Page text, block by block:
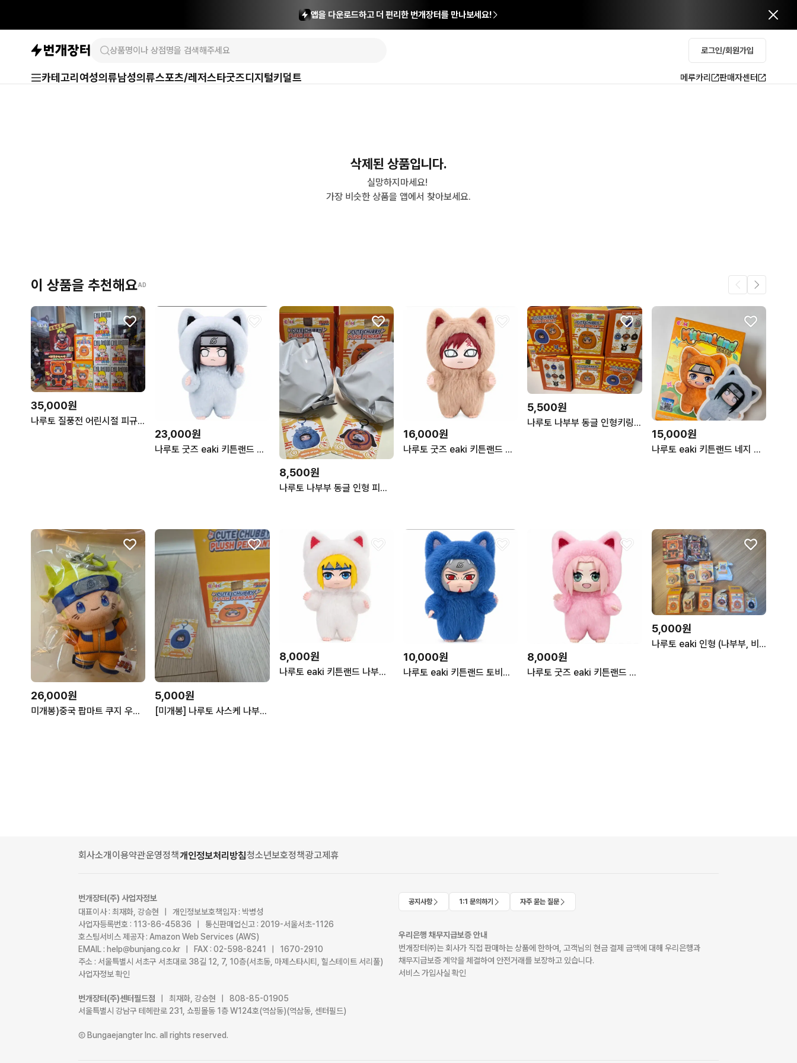
앱을 다운로드하고 더 편리한 번개장터를 만나보세요!
로그인/회원가입
카테고리 여성의류남성의류스포츠/레저스타굿즈디지털키덜트 메루카리 판매자센터
삭제된 상품입니다.
실망하지마세요!
가장 비슷한 상품을 앱에서 찾아보세요.
이 상품을 추천해요AD
35,000원
나루토 질풍전 어린시절 피규어,나부부,키튼랜드 인형 등
23,000원
나루토 굿즈 eaki 키튼랜드 네지 나부부3탄 피규어인형 누이키링
8,500원
나루토 나부부 동글 인형 피규어 (히나타,카카시) 일괄
16,000원
나루토 굿즈 eaki 키튼랜드 가아라 나부부3탄 피규어인형 누이키링
5,500원
나루토 나부부 동글 인형키링 히나타
15,000원
나루토 eaki 키튼랜드 네지 나부부3탄 피규어인형 키링
26,000원
미개봉)중국 팝마트 쿠지 우즈마키 나루토 키링 누이 인형
5,000원
[미개봉] 나루토 사스케 나부부 동글이 인형 키링
8,000원
나루토 eaki 키튼랜드 나부부3탄 피규어 인형 누이 키링 미나토
10,000원
나루토 eaki 키튼랜드 토비라마 나부부3탄 피규어인형 누이키링
8,000원
나루토 굿즈 eaki 키튼랜드 사쿠라 나부부3탄 피규어인형 누이키링
5,000원
나루토 eaki 인형 (나부부, 비스트, 동글이)
회사소개이용약관운영정책개인정보처리방침청소년보호정책광고제휴
번개장터(주) 사업자정보
대표이사 : 최재화, 강승현 | 개인정보보호책임자 : 박병성
사업자등록번호 : 113-86-45836 | 통신판매업신고 : 2019-서울서초-1126
호스팅서비스 제공자 : Amazon Web Services (AWS)
EMAIL : help@bunjang.co.kr | FAX : 02-598-8241 | 1670-2910
주소 : 서울특별시 서초구 서초대로 38길 12, 7, 10층(서초동, 마제스타시티, 힐스테이트 서리풀)
사업자정보 확인
번개장터(주)센터필드점
| 최재화, 강승현 | 808-85-01905
서울특별시 강남구 테헤란로 231, 쇼핑몰동 1층 W124호(역삼동)(역삼동, 센터필드)
Ⓒ Bungaejangter Inc. all rights reserved.
공지사항 1:1 문의하기 자주 묻는 질문
우리은행 채무지급보증 안내
번개장터㈜는 회사가 직접 판매하는 상품에 한하여, 고객님의 현금 결제 금액에 대해 우리은행과
채무지급보증 계약을 체결하여 안전거래를 보장하고 있습니다.
서비스 가입사실 확인